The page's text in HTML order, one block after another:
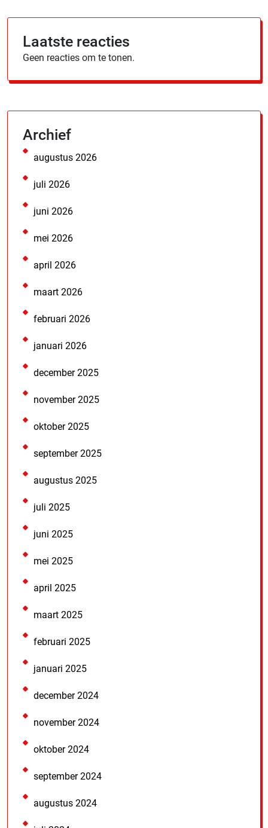
Laatste reacties
Geen reacties om te tonen.
Archief
augustus 2026
juli 2026
juni 2026
mei 2026
april 2026
maart 2026
februari 2026
januari 2026
december 2025
november 2025
oktober 2025
september 2025
augustus 2025
juli 2025
juni 2025
mei 2025
april 2025
maart 2025
februari 2025
januari 2025
december 2024
november 2024
oktober 2024
september 2024
augustus 2024